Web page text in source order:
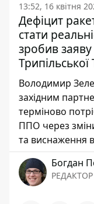
13:52, 16 квітня
Дефіцит
стати
зробив
Трипільської
Володимир
західним
терміново
ППО через зміни
та виснаження
Богдан
РЕДАКТОР